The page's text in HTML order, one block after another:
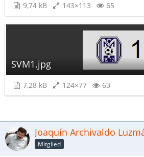
9,74 kB 143×113 65
SVM1.jpg
7,28 kB 124×77 63
Joaquín Archivaldo
Mitglied